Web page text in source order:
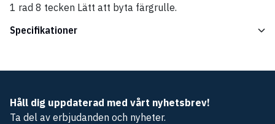
1 rad 8 tecken Lätt att byta färgrulle.
Specifikationer
Håll dig uppdaterad med vårt nyhetsbrev!
Ta del av erbjudanden och nyheter.